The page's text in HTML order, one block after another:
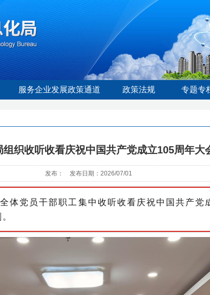
服务企业发展政策通道 政策法规 专题专
组织收听收看庆祝中国共产党成立105周年大
发布： 发布日期：2026/07/01
体党员干部职工集中收听收看庆祝中国共产党